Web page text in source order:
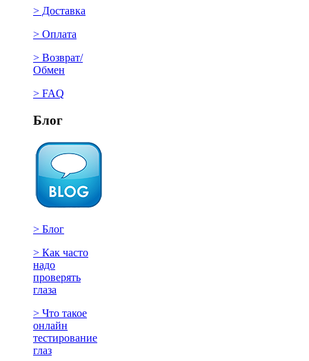
> Доставка
> Оплата
> Возврат/
Обмен
> FAQ
Блог
> Блог
> Как часто
надо
проверять
глаза
> Что такое
онлайн
тестирование
глаз